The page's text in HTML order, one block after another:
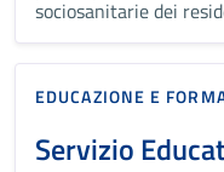
sociosanitarie dei
EDUCAZIONE E
Servizio